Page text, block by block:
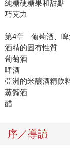
純糖硬糖果和甜點
巧克力
第4章 葡萄酒、啤
酒精的固有性質
葡萄酒
啤酒
亞洲的米釀酒精飲
蒸餾酒
醋
序／導讀